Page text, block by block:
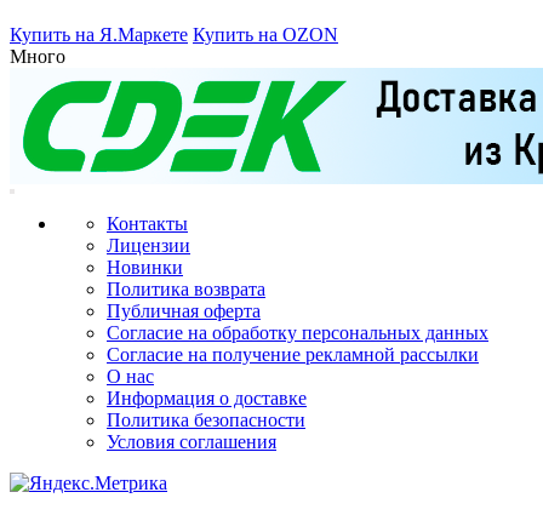
Купить на Я.Маркете Купить на OZON
Много
Контакты
Лицензии
Новинки
Политика возврата
Публичная оферта
Согласие на обработку персональных данных
Согласие на получение рекламной рассылки
О нас
Информация о доставке
Политика безопасности
Условия соглашения